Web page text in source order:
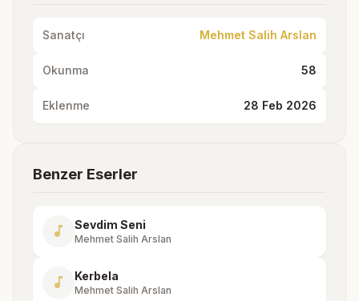
Sanatçı Mehmet Salih Arslan
Okunma 58
Eklenme 28 Feb 2026
Benzer Eserler
music_note Sevdim Seni
Mehmet Salih Arslan
music_note Kerbela
Mehmet Salih Arslan